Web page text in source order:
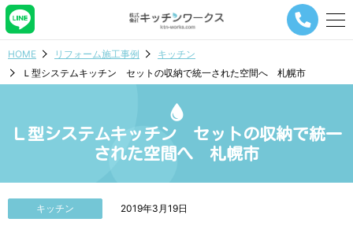
メ
ナ
シ
ボ
HOME リフォーム施工事例
キッチン
Ｌ型システムキッチン セットの収納で統一された空間へ 札幌市
Ｌ型システムキッチン セットの収納で統一
された空間へ 札幌市
キッチン 2019年3月19日